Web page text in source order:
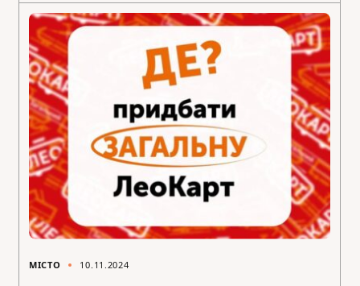
МІСТО 10.11.2024